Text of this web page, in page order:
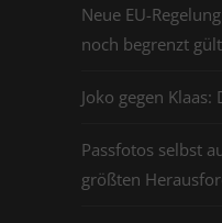
Neue EU-
noch begrenzt
Joko gegen
Passfotos selbst
größten